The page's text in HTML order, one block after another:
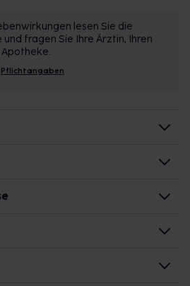
lesen Sie die
fragen Sie Ihre Ärztin, Ihren
Pflichtangaben
er wird in Form
wichtige Rolle zum Erhalt der
Stoffwechselvorgängen
Beutel/1-mal täglich
überschritten werden.